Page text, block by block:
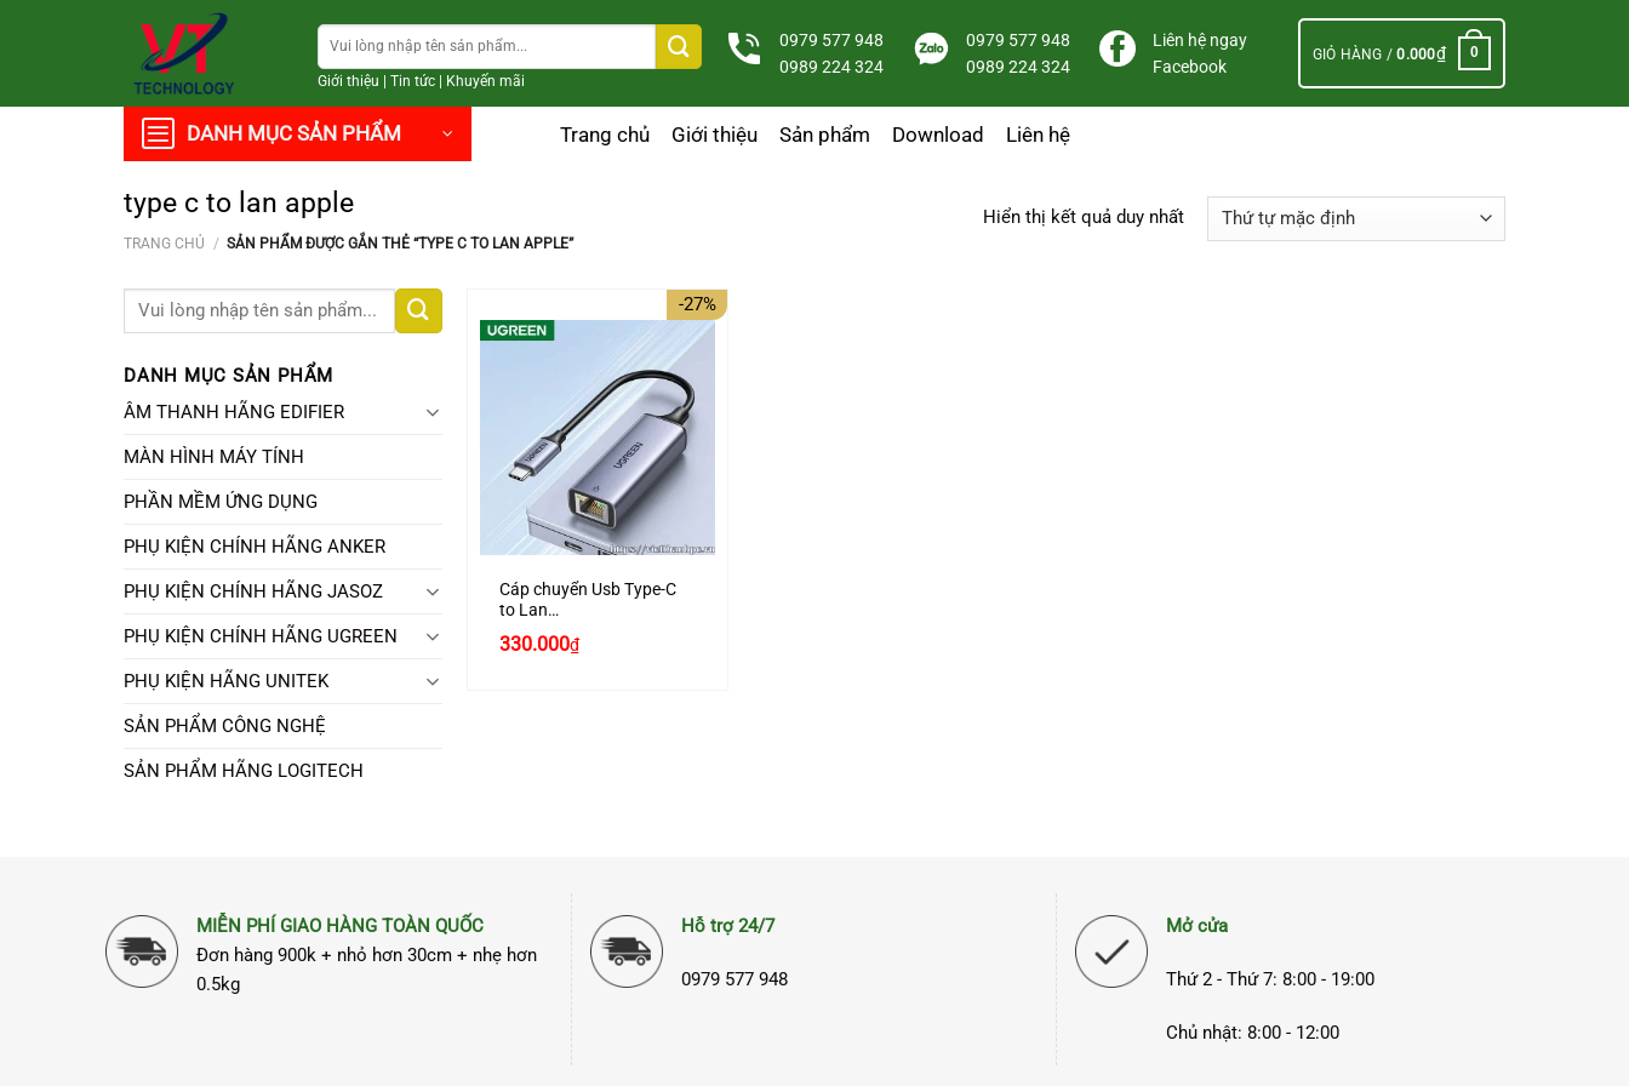
Tìm
kiếm:
Giới thiệu Tin tức| Khuyến mãi
0979 577 948
0989 224 324
0979 577 948
0989 224 324
Liên hệ ngay
Facebook
GIỎ HÀNG /0.000₫ 0
DANH MỤC SẢN PHẨM Trang chủ Giới thiệu Sản phẩm Download Liên hệ
type c to lan apple
TRANG CHỦ / SẢN PHẨM ĐƯỢC GẮN THẺ “TYPE C TO LAN APPLE”
Hiển thị kết quả duy nhất
Tìm
DANH MỤC SẢN PHẨM
ÂM THANH HÃNG EDIFIER
MÀN HÌNH MÁY TÍNH
PHẦN MỀM ỨNG DỤNG
PHỤ KIỆN CHÍNH HÃNG ANKER
PHỤ KIỆN CHÍNH HÃNG JASOZ
PHỤ KIỆN CHÍNH HÃNG UGREEN
PHỤ KIỆN HÃNG UNITEK
SẢN PHẨM CÔNG NGHỆ
SẢN PHẨM HÃNG LOGITECH
-27%
Cáp chuyển Usb Type-C
to Lan
Ugreen 50737 vỏ nhôm
Giá
330.000₫Giá
hiện
MIỄN PHÍ GIAO HÀNG TOÀN QUỐC
Đơn hàng 900k + nhỏ hơn 30cm + nhẹ hơn
0.5kg
Hỗ trợ 24/7
0979 577 948
Mở cửa
Thứ 2 - Thứ 7: 8:00 - 19:00
Chủ nhật: 8:00 - 12:00